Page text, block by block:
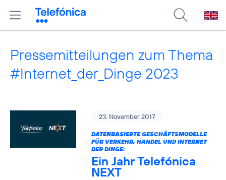
Pressemitteilungen zum Thema
#Internet_der_Dinge 2023
23. November 2017
DATENBASIERTE GESCHÄFTSMODELLE
FÜR VERKEHR, HANDEL UND INTERNET
DER DINGE:
Ein Jahr Telefónica
NEXT